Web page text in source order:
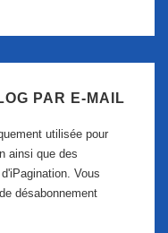
PAR E-MAIL
utilisée pour
ainsi que des
Vous
désabonnement